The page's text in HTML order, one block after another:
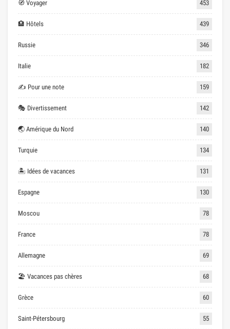
🧭 Voyager 453
🏨 Hôtels 439
Russie 346
Italie 182
✍ Pour une note 159
🎭 Divertissement 142
🌏 Amérique du Nord 140
Turquie 134
🏝 Idées de vacances 131
Espagne 130
Moscou 78
France 78
Allemagne 69
🏖 Vacances pas chères 68
Grèce 60
Saint-Pétersbourg 55